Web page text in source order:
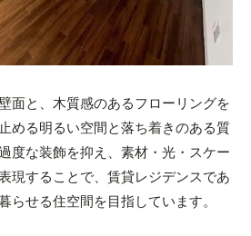
面と、木質感のあるフローリングを
める明るい空間と落ち着きのある質
度な装飾を抑え、素材・光・スケー
現することで、賃貸レジデンスであ
らせる住空間を目指しています。